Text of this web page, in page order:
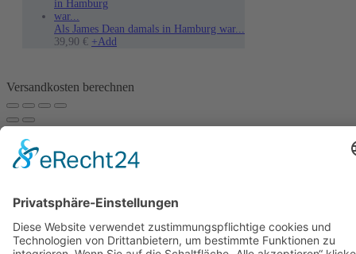
auf.
der
werden
Als James Dean damals in Hamburg war...
39,90 € +Add
Varianten
Optionen
auf
der
werden
Versandkosten berechnen